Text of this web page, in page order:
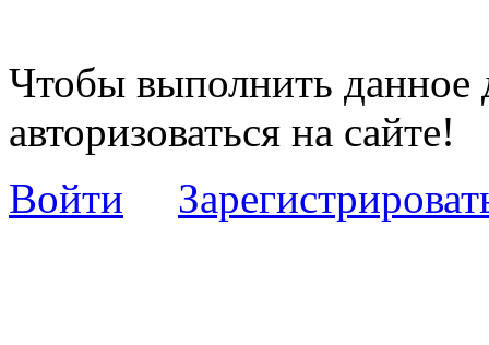
Чтобы выполнить данное
авторизоваться на сайте!
Войти